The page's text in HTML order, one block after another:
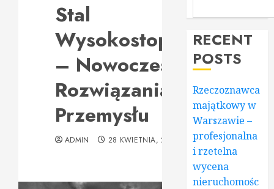
Stal
Wysokostopowa
– Nowoczesne
Rozwiązania dla
Przemysłu
ADMIN 28 KWIETNIA, 2025
RECENT
POSTS
Rzeczoznawca
majątkowy w
Warszawie –
profesjonalna
i rzetelna
wycena
nieruchomośc